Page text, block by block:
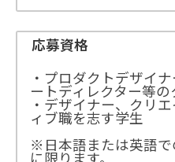
応募資格
・プロダクトデザイ
ートディレクター等
・デザイナー、クリ
ィブ職を志す学生
※日本語または英語で
に限ります。